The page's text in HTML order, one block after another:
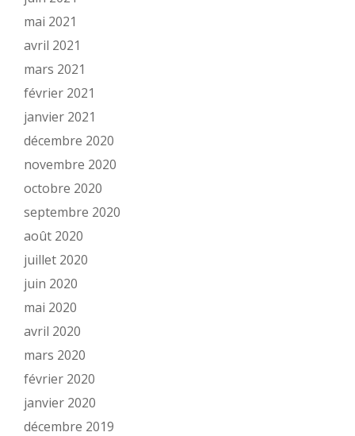
mai 2021
avril 2021
mars 2021
février 2021
janvier 2021
décembre 2020
novembre 2020
octobre 2020
septembre 2020
août 2020
juillet 2020
juin 2020
mai 2020
avril 2020
mars 2020
février 2020
janvier 2020
décembre 2019